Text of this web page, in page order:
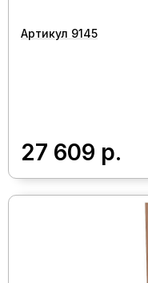
Артикул 9145
27 609 р.